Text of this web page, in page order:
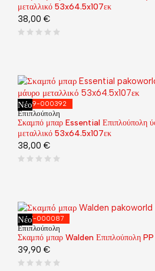
μεταλλικό 53x64.5x107εκ
38,00 €
Νέο029-000392
Επιπλούπολη
Σκαμπό μπαρ Essential Επιπλούπολη
μεταλλικό 53x64.5x107εκ
38,00 €
Νέο127-000087
Επιπλούπολη
Σκαμπό μπαρ Walden Επιπλούπολη
39,90 €